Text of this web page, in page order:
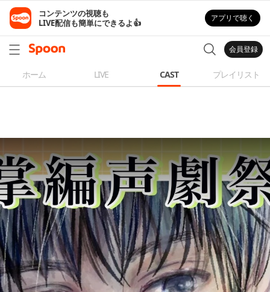
コンテンツの視聴も
LIVE配信も簡単にできるよ👍
アプリで聴く
会員登録
ホーム LIVE CAST プレイリスト